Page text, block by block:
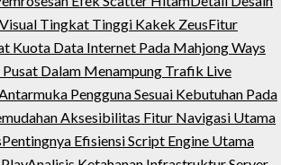
Tingkat Tinggi Kakek ZeusFitur
Kuota Data Internet Pada Mahjong Ways
Pusat Dalam Menampung Trafik Live
Pengguna Sesuai Kebutuhan Pada
Aksesibilitas Fitur Navigasi Utama
Pentingnya Efisiensi Script Engine Utama